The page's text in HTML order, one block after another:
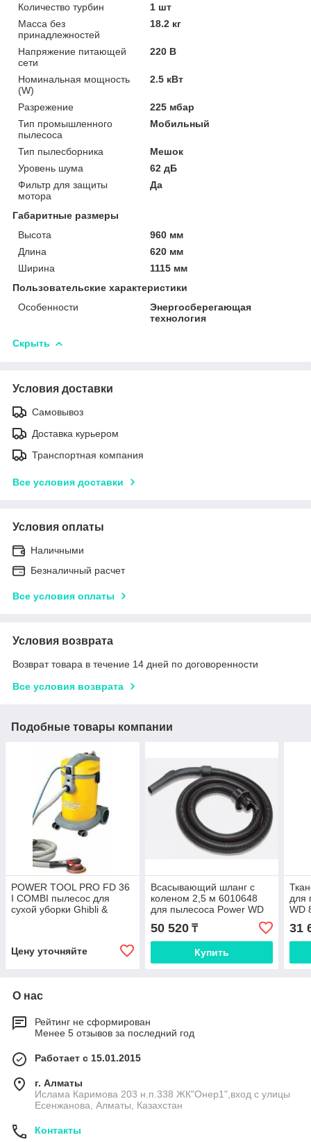
Количество турбин
1 шт
Масса без
принадлежностей
18.2 кг
Напряжение питающей
сети
220 В
Номинальная мощность
(W)
2.5 кВт
Разрежение
225 мбар
Тип промышленного
пылесоса
Мобильный
Тип пылесборника
Мешок
Уровень шума
62 дБ
Фильтр для защиты
мотора
Да
Габаритные размеры
Высота
960 мм
Длина
620 мм
Ширина
1115 мм
Пользовательские характеристики
Особенности
Энергосберегающая
технология
Скрыть
Условия доставки
Самовывоз
Доставка курьером
Транспортная компания
Все условия доставки
Условия оплаты
Наличными
Безналичный расчет
Все условия оплаты
Условия возврата
Возврат товара в течение 14 дней по договоренности
Все условия возврата
Подобные товары компании
POWER TOOL PRO FD 36
I COMBI пылесос для
сухой уборки Ghibli &
Цену уточняйте
Всасывающий шланг с
коленом 2,5 м 6010648
для пылесоса Power WD
50 520₸
Купить
для
WD
31
О нас
Рейтинг не сформирован
Менее 5 отзывов за последний год
Работает с 15.01.2015
г. Алматы
Ислама Каримова 203 н.п.338 ЖК"Онер1",вход с улицы
Есенжанова, Алматы, Казахстан
Контакты